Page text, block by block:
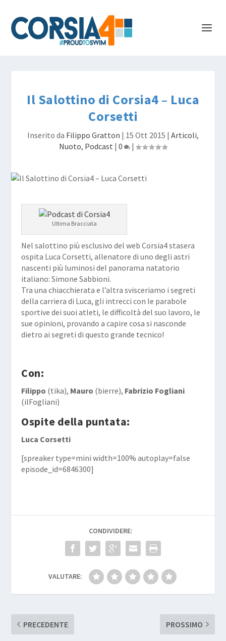
Il Salottino di Corsia4 – Luca
Corsetti
Inserito da Filippo Gratton | 15 Ott 2015 | Articoli,
Nuoto, Podcast | 0 |
Ultima Bracciata
Nel salottino più esclusivo del web Corsia4 stasera
ospita Luca Corsetti, allenatore di uno degli astri
nascenti più luminosi del panorama natatorio
italiano: Simone Sabbioni.
Tra una chiacchierata e l’altra svisceriamo i segreti
della carriera di Luca, gli intrecci con le parabole
sportive dei suoi atleti, le difficoltà del suo lavoro, le
sue opinioni, provando a capire cosa si nasconde
dietro ai segreti di questo grande tecnico!
Con:
Filippo (tika), Mauro (bierre), Fabrizio Fogliani
(ilFogliani)
Ospite della puntata:
Luca Corsetti
[spreaker type=mini width=100% autoplay=false
episode_id=6846300]
CONDIVIDERE:
VALUTARE:
PRECEDENTE PROSSIMO